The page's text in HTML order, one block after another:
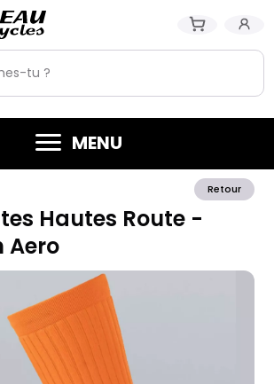
MENU
Retour
Hautes Route -
Aero